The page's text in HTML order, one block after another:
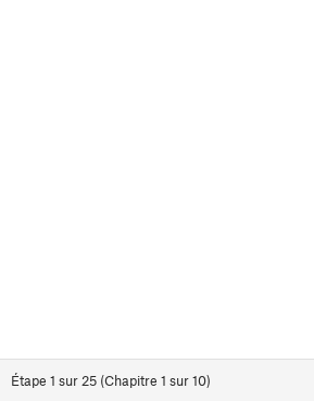
Étape 1 sur 25 (Chapitre 1 sur10)